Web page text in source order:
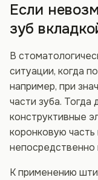
Если
зуб
В
ситуации, когда
например, при
части зуба. Тогда
конструктивные
коронковую
непосредственно
К применению